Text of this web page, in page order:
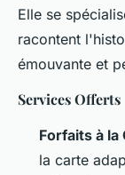
Elle se
racontent
émouvante et
Services Offerts
Forfaits à la
la carte